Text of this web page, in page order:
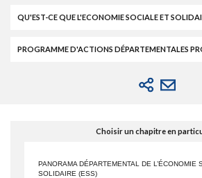
QU'EST-CE QUE L'ECONOMIE SOCIALE ET
PROGRAMME D'ACTIONS DÉPARTEMENTALES
Choisir un chapitre en
PANORAMA DÉPARTEMENTAL DE L’ÉCONOMIE
SOLIDAIRE (ESS)